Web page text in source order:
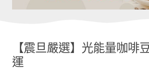
【震旦嚴選】光能量咖啡
運